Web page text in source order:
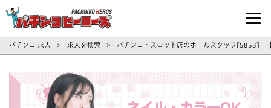
パチンコ求人・転職ならパチンコヒーロ
パチンコ 求人 > 求人を検索 > パチンコ・スロット店のホールスタッフ[5853]